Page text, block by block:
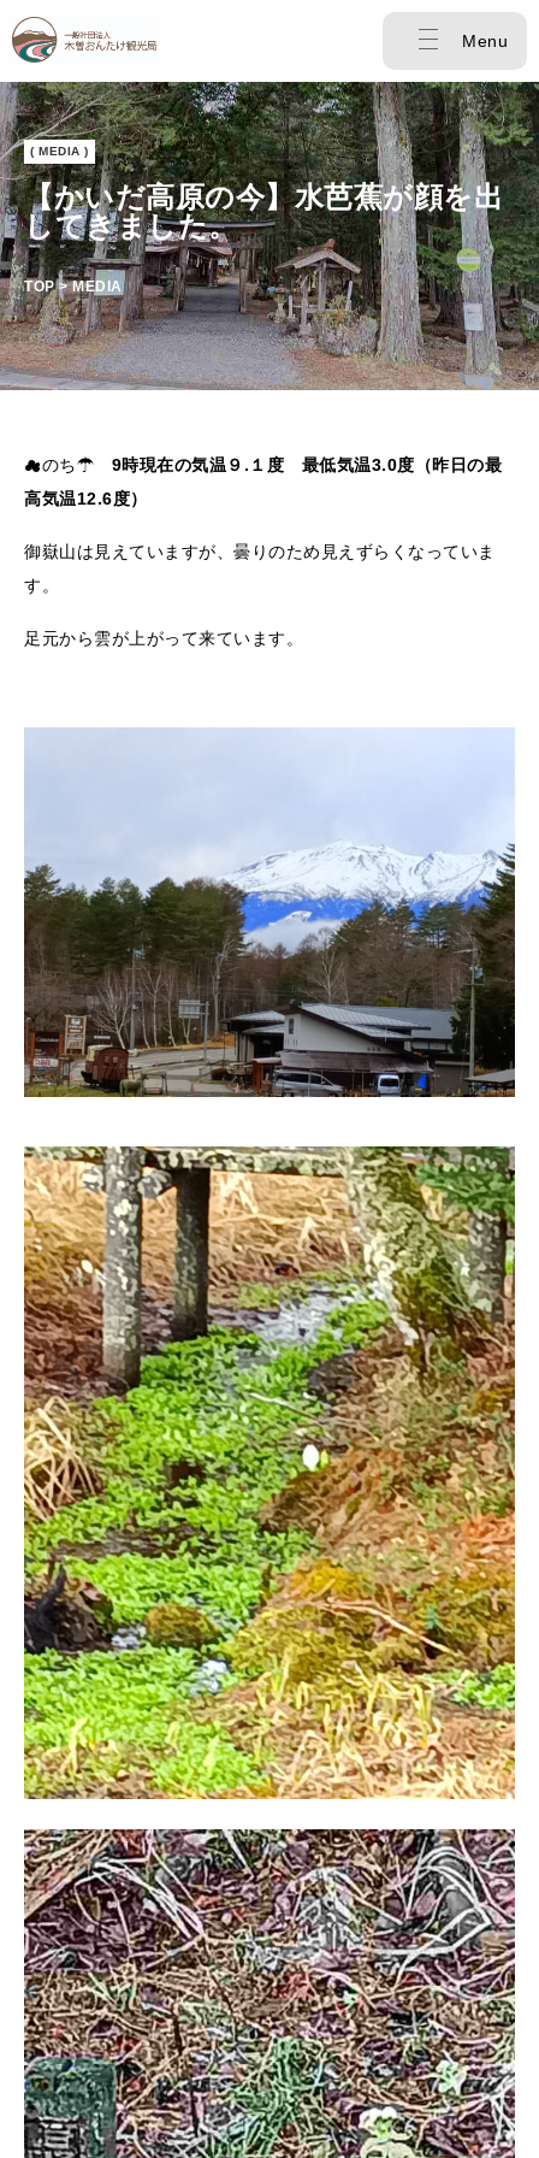
Menu
( MEDIA )
【かいだ高原の今】水芭蕉が顔を出
してきました。
TOP > MEDIA
☁のち☂ 9時現在の気温９.１度 最低気温3.0度（昨日の最
高気温12.6度）
御嶽山は見えていますが、曇りのため見えずらくなっていま
す。
足元から雲が上がって来ています。